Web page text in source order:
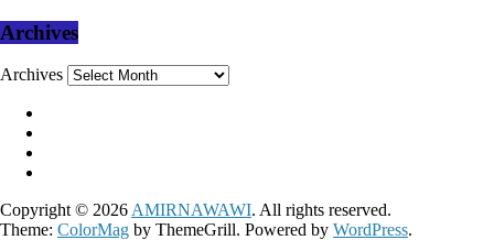
Archives
Archives
Copyright © 2026 AMIRNAWAWI. All rights reserved.
Theme: ColorMag by ThemeGrill. Powered by WordPress.